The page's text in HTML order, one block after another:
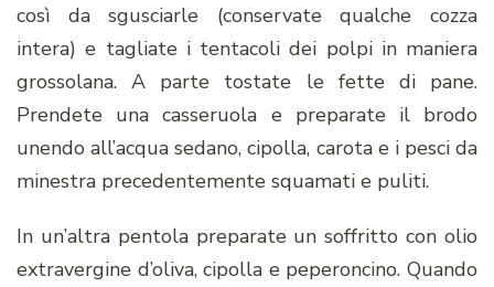
così da sgusciarle (conservate qualche cozza
intera) e tagliate i tentacoli dei polpi in maniera
grossolana. A parte tostate le fette di pane.
Prendete una casseruola e preparate il brodo
unendo all’acqua sedano, cipolla, carota e i pesci da
minestra precedentemente squamati e puliti.
In un’altra pentola preparate un soffritto con olio
extravergine d’oliva, cipolla e peperoncino. Quando